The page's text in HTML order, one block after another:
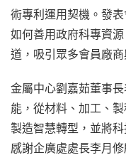
術專利運用契機。發
如何善用政府科專資
道，吸引眾多會員廠
金屬中心劉嘉茹董事
能，從材料、加工、
製造智慧轉型，並將
感謝企廣處處長李月